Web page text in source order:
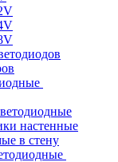
настенные
в стену